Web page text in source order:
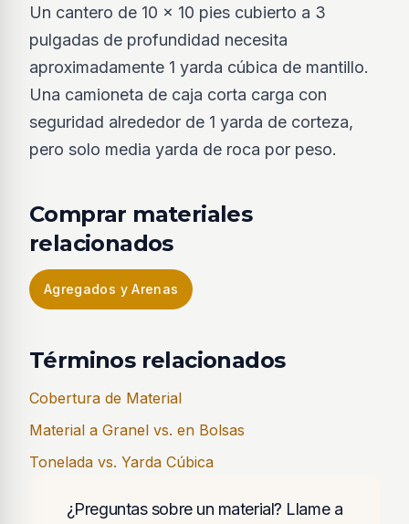
Un cantero de 10 x 10 pies cubierto a 3
pulgadas de profundidad necesita
aproximadamente 1 yarda cúbica de mantillo.
Una camioneta de caja corta carga con
seguridad alrededor de 1 yarda de corteza,
pero solo media yarda de roca por peso.
Comprar materiales
relacionados
Agregados y Arenas
Términos relacionados
Cobertura de Material
Material a Granel vs. en Bolsas
Tonelada vs. Yarda Cúbica
¿Preguntas sobre un material? Llame a